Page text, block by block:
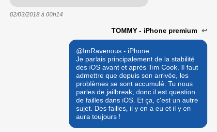
02/03/2018 à 00h14
TOMMY - iPhone premium ↩
@ImRavenous - iPhone
Je parlais principalement de la stabilité
des iOS avant et après Tim Cook. Il faut
admettre que depuis son arrivée, les
problèmes se sont accumulé. Tu nous
parles de jailbreak, donc il est question
de failles dans iOS. Et ça, c'est un autre
sujet. Des failles, il y en a eu et il y en
aura toujours !